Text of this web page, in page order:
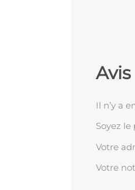
Avis
Il n’y a
Soyez le
Votre
Votre